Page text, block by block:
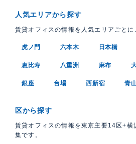
人気エリアから探す
賃貸オフィスの情報を人気エリアごとに
虎ノ門 六本木 日本橋
恵比寿 八重洲 麻布
銀座 台場 西新宿 青
区から探す
賃貸オフィスの情報を東京主要14区+横
集です。